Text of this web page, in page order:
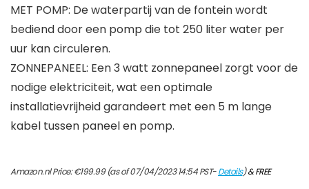
MET POMP: De waterpartij van de fontein wordt
bediend door een pomp die tot 250 liter water per
uur kan circuleren.
ZONNEPANEEL: Een 3 watt zonnepaneel zorgt voor de
nodige elektriciteit, wat een optimale
installatievrijheid garandeert met een 5 m lange
kabel tussen paneel en pomp.
Amazon.nl Price:€199.99(as of 07/04/2023 14:54 PST-Details)&FREE